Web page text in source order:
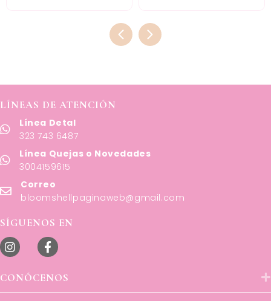
LÍNEAS DE ATENCIÓN
Línea Detal
323 743 6487
Línea Quejas o Novedades
3004159615
Correo
bloomshellpaginaweb@gmail.com
SÍGUENOS EN
CONÓCENOS